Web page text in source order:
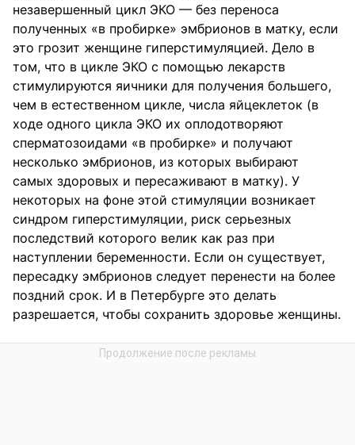
незавершенный цикл ЭКО — без переноса
полученных «в пробирке» эмбрионов в матку, если
это грозит женщине гиперстимуляцией. Дело в
том, что в цикле ЭКО с помощью лекарств
стимулируются яичники для получения большего,
чем в естественном цикле, числа яйцеклеток (в
ходе одного цикла ЭКО их оплодотворяют
сперматозоидами «в пробирке» и получают
несколько эмбрионов, из которых выбирают
самых здоровых и пересаживают в матку). У
некоторых на фоне этой стимуляции возникает
синдром гиперстимуляции, риск серьезных
последствий которого велик как раз при
наступлении беременности. Если он существует,
пересадку эмбрионов следует перенести на более
поздний срок. И в Петербурге это делать
разрешается, чтобы сохранить здоровье женщины.